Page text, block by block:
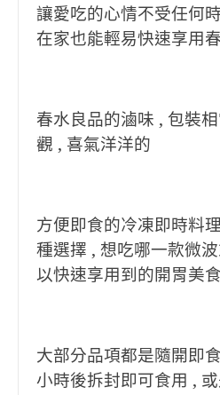
讓愛吃的心情不受任何
在家也能輕易快速享用
春水良品的滷味 , 包裝
觀 , 喜氣洋洋的
方便即食的冷凍即時料
種選擇 , 想吃哪一款微
以快速享用到的開胃美食
大部分品項都是隨開即
小時後拆封即可食用 ,